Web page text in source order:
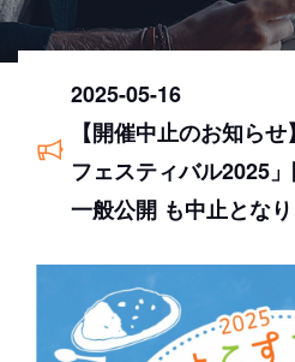
2025-05-16
【開催中止のお知ら
フェスティバル2025
一般公開 も中止とな